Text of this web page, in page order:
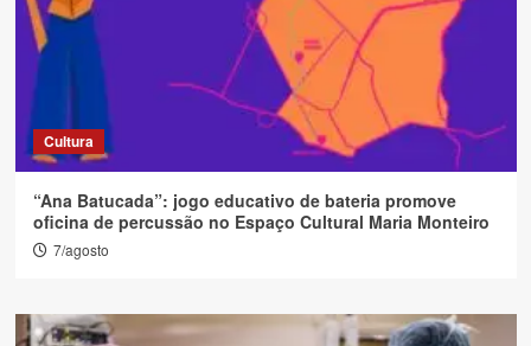
Cultura
“Ana Batucada”: jogo educativo de bateria promove
oficina de percussão no Espaço Cultural Maria Monteiro
7/agosto